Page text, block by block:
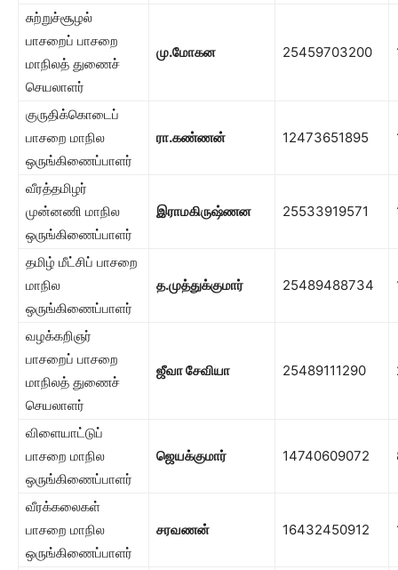
சுற்றுச்சூழல்
பாசறைப் பாசறை
மாநிலத் துணைச்
செயலாளர்
மு.மோகன 25459703200
குருதிக்கொடைப்
பாசறை மாநில
ஒருங்கிணைப்பாளர்
ரா.கண்ணன் 12473651895
வீரத்தமிழர்
முன்னணி மாநில
ஒருங்கிணைப்பாளர்
இராமகிருஷ்ணன 25533919571
தமிழ் மீட்சிப் பாசறை
மாநில
ஒருங்கிணைப்பாளர்
த.முத்துக்குமார் 25489488734
வழக்கறிஞர்
பாசறைப் பாசறை
மாநிலத் துணைச்
செயலாளர்
ஜீவா சேவியா 25489111290
விளையாட்டுப்
பாசறை மாநில
ஒருங்கிணைப்பாளர்
ஜெயக்குமார் 14740609072
வீரக்கலைகள்
பாசறை மாநில
ஒருங்கிணைப்பாளர்
சரவணன் 16432450912